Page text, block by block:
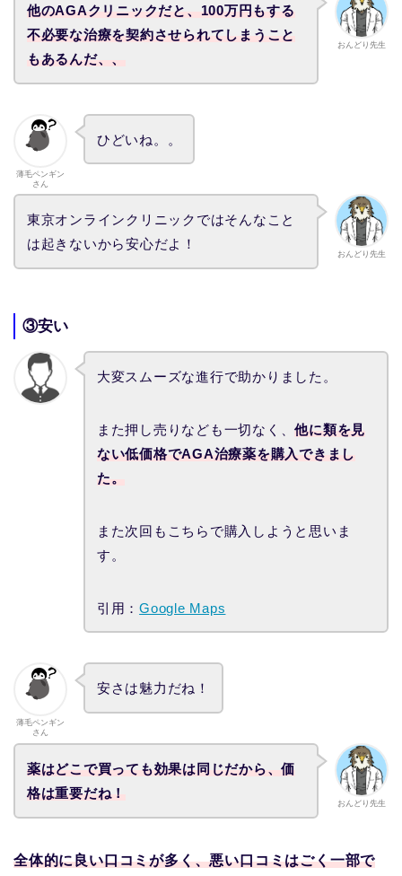
おんどり先生
他のAGAクリニックだと、100万円もする
不必要な治療を契約させられてしまうこと
もあるんだ、、
薄毛ペンギン
さん
ひどいね。。
おんどり先生
東京オンラインクリニックではそんなこと
は起きないから安心だよ！
③安い
大変スムーズな進行で助かりました。
また押し売りなども一切なく、他に類を見
ない低価格でAGA治療薬を購入できまし
た。
また次回もこちらで購入しようと思いま
す。
引用：Google Maps
薄毛ペンギン
さん
安さは魅力だね！
おんどり先生
薬はどこで買っても効果は同じだから、価
格は重要だね！
全体的に良い口コミが多く、悪い口コミはごく一部で